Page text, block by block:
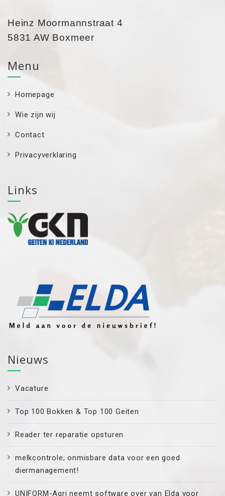
Heinz Moormannstraat 4
5831 AW Boxmeer
Menu
Homepage
Wie zijn wij
Contact
Privacyverklaring
Links
Nieuws
Vacature
Top 100 Bokken & Top 100 Geiten
Reader ter reparatie opsturen
melkcontrole; onmisbare data voor een goed
diermanagement!
UNIFORM-Agri neemt software over van Elda voor